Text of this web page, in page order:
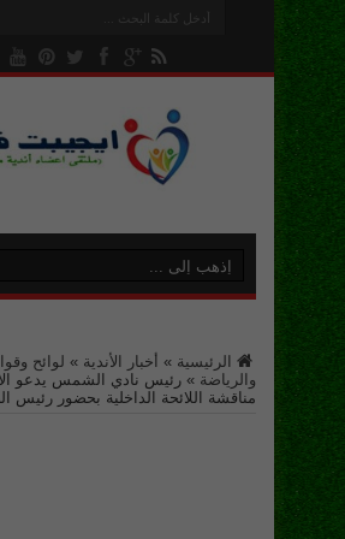
الرئيسية » أخبار الأندية » لوائح
والرياضة » رئيس نادي الشمس يدعو
مناقشة اللائحة الداخلية بحضور رئيس